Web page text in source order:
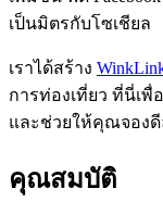
เป็นมิตรกับโซเชียล
เราได้สร้าง
การท่องเที่ยว ที่นี่เ
และช่วยให้คุณจองดี
คุณสมบัติ